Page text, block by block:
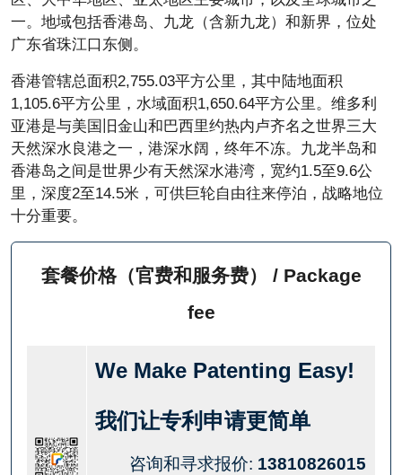
一。地域包括香港岛、九龙（含新九龙）和新界，位处
广东省珠江口东侧。
香港管辖总面积2,755.03平方公里，其中陆地面积
1,105.6平方公里，水域面积1,650.64平方公里。维多利
亚港是与美国旧金山和巴西里约热内卢齐名之世界三大
天然深水良港之一，港深水阔，终年不冻。九龙半岛和
香港岛之间是世界少有天然深水港湾，宽约1.5至9.6公
里，深度2至14.5米，可供巨轮自由往来停泊，战略地位
十分重要。
套餐价格（官费和服务费） / Package
fee
We Make Patenting Easy!
我们让专利申请更简单
咨询和寻求报价: 13810826015